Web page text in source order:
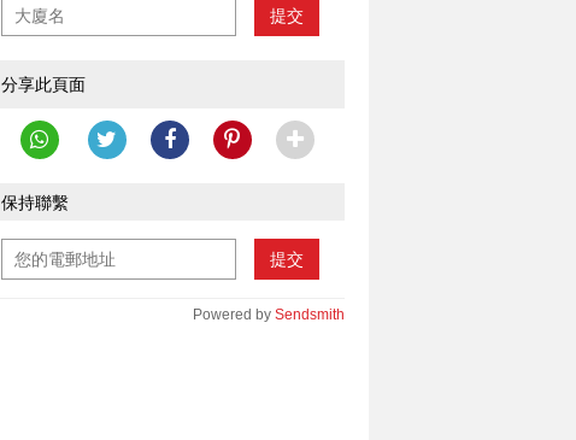
提交
分享此頁面
保持聯繫
提交
Powered by Sendsmith